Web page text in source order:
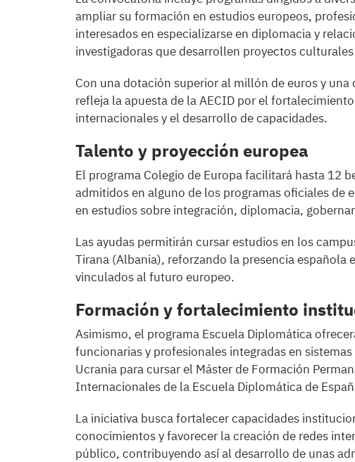
ampliar su formación en estudios europeos,
interesados en especializarse en diplomacia y
investigadoras que desarrollen proyectos
Con una dotación superior al millón de euros y
refleja la apuesta de la AECID por el
internacionales y el desarrollo de capacidades.
Talento y proyección europea
El programa Colegio de Europa facilitará hasta 12
admitidos en alguno de los programas oficiales de
en estudios sobre integración, diplomacia,
Las ayudas permitirán cursar estudios en los
Tirana (Albania), reforzando la presencia española
vinculados al futuro europeo.
Formación y fortalecimiento
Asimismo, el programa Escuela Diplomática
funcionarias y profesionales integradas en
Ucrania para cursar el Máster de Formación
Internacionales de la Escuela Diplomática de
La iniciativa busca fortalecer capacidades
conocimientos y favorecer la creación de redes
público, contribuyendo así al desarrollo de unas